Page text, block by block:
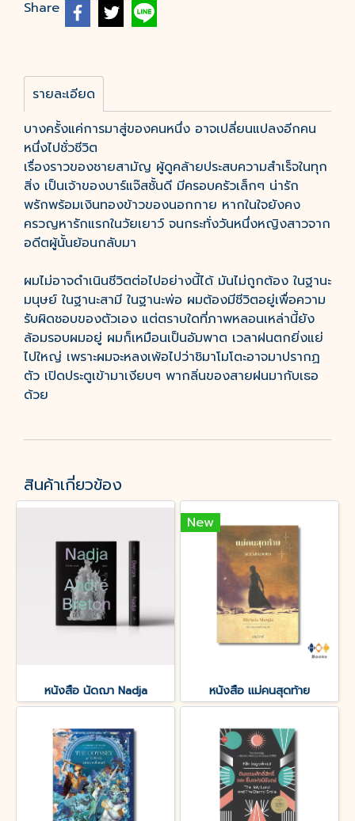
Share
รายละเอียด
บางครั้งแค่การมาสู่ของคนหนึ่ง อาจเปลี่ยนแปลงอีกคน
หนึ่งไปชั่วชีวิต
เรื่องราวของชายสามัญ ผู้ดูคล้ายประสบความสำเร็จในทุก
สิ่ง เป็นเจ้าของบาร์แจ๊สชั้นดี มีครอบครัวเล็กๆ น่ารัก
พรักพร้อมเงินทองข้าวของนอกกาย หากในใจยังคง
ครวญหารักแรกในวัยเยาว์ จนกระทั่งวันหนึ่งหญิงสาวจาก
อดีตผู้นั้นย้อนกลับมา
ผมไม่อาจดำเนินชีวิตต่อไปอย่างนี้ได้ มันไม่ถูกต้อง ในฐานะ
มนุษย์ ในฐานะสามี ในฐานะพ่อ ผมต้องมีชีวิตอยู่เพื่อความ
รับผิดชอบของตัวเอง แต่ตราบใดที่ภาพหลอนเหล่านี้ยัง
ล้อมรอบผมอยู่ ผมก็เหมือนเป็นอัมพาต เวลาฝนตกยิ่งแย่
ไปใหญ่ เพราะผมจะหลงเพ้อไปว่าชิมาโมโตะอาจมาปรากฏ
ตัว เปิดประตูเข้ามาเงียบๆ พากลิ่นของสายฝนมากับเธอ
ด้วย
สินค้าเกี่ยวข้อง
หนังสือ นัดฌา Nadja
New
หนังสือ แม่คนสุดท้าย